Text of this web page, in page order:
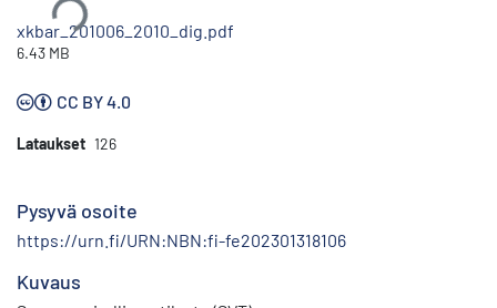
xkbar_201006_2010_dig.pdf
6.43 MB
CC BY 4.0
Lataukset 126
Pysyvä osoite
https://urn.fi/URN:NBN:fi-fe202301318106
Kuvaus